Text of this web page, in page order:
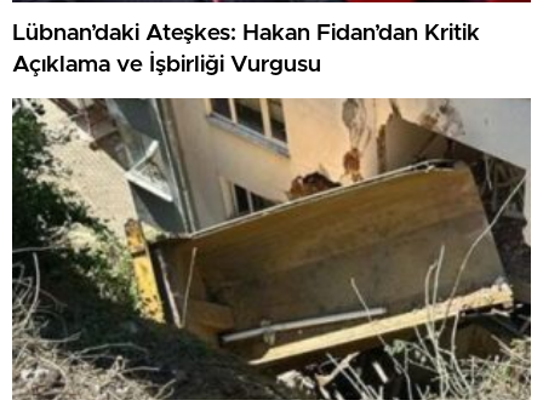
Lübnan’daki Ateşkes: Hakan Fidan’dan Kritik
Açıklama ve İşbirliği Vurgusu